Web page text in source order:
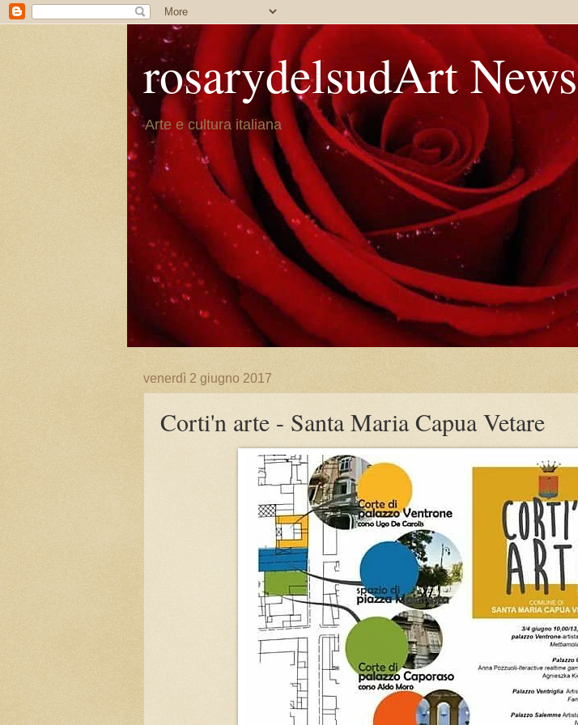
rosarydelsudArt News
Arte e cultura italiana
venerdì 2 giugno 2017
Corti'n arte - Santa Maria Capua Vetare